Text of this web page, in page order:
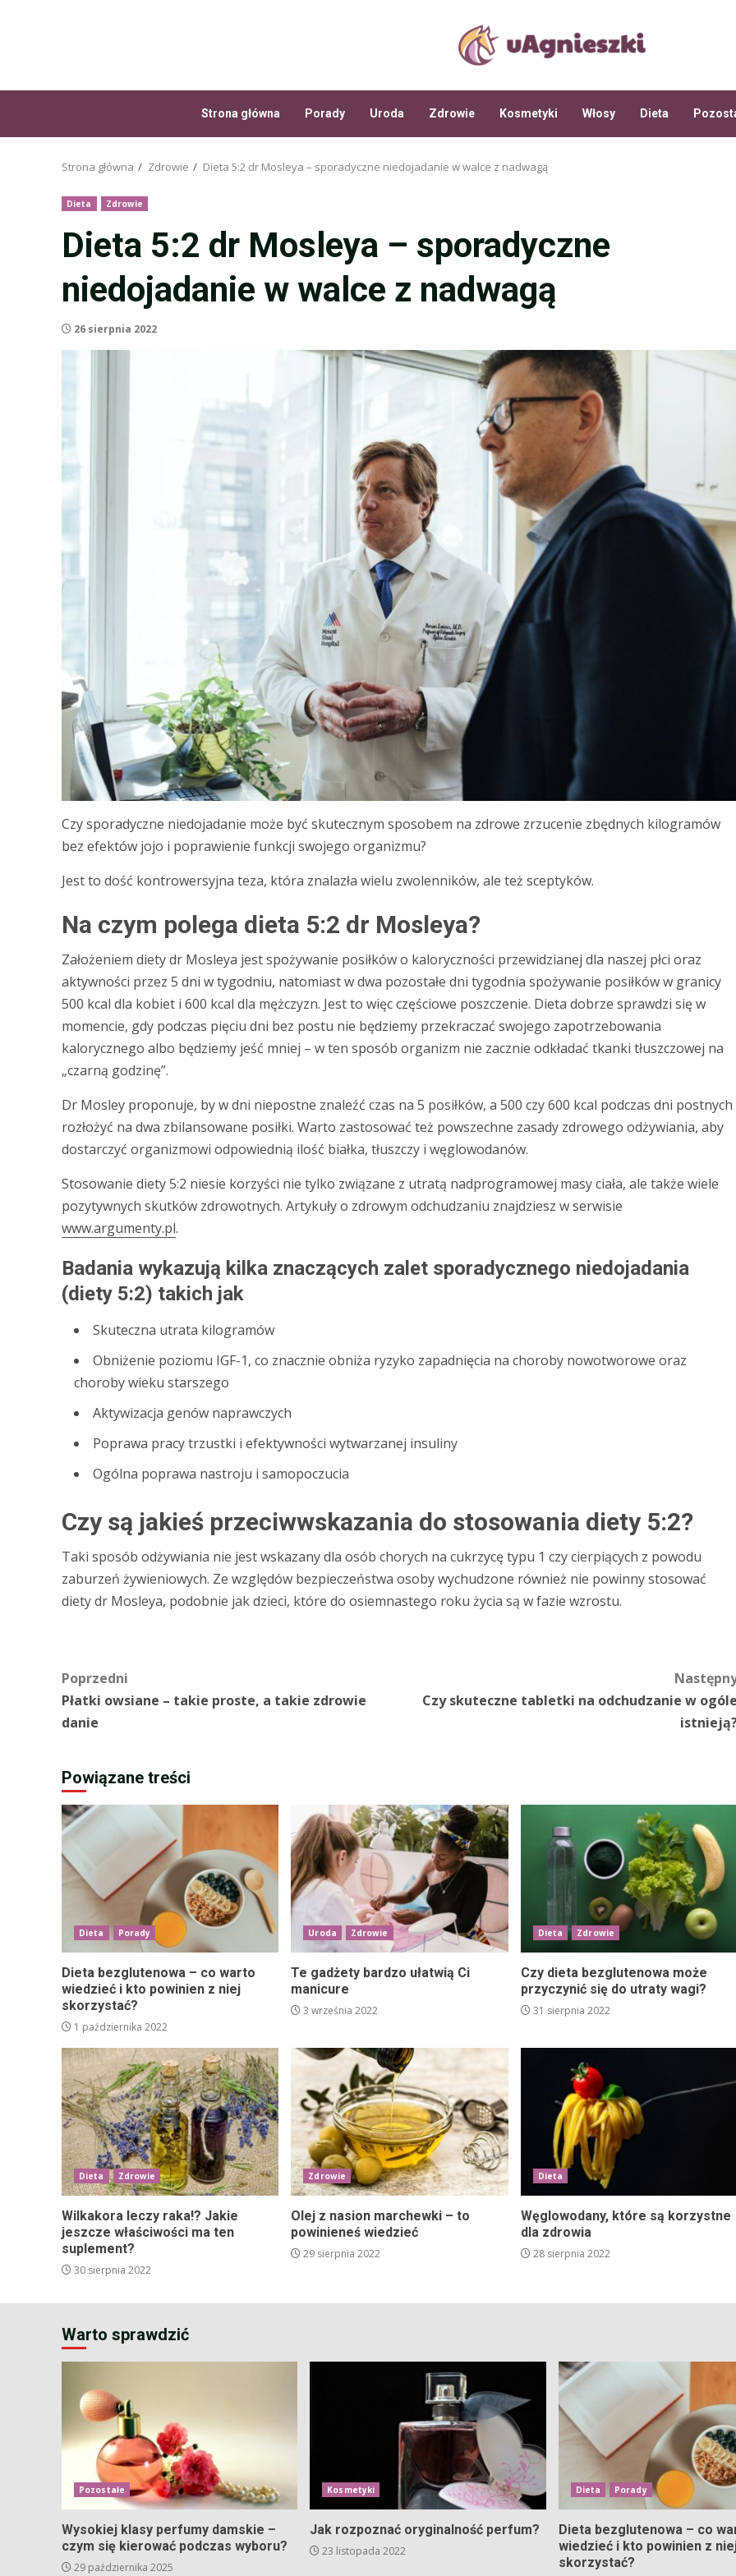
Strona główna Porady Uroda Zdrowie Kosmetyki Włosy Dieta
Strona główna Zdrowie Dieta 5:2 dr Mosleya – sporadyczne niedojadanie w walce z nadwagą
Dieta Zdrowie
Dieta 5:2 dr Mosleya – sporadyczne
niedojadanie w walce z nadwagą
26 sierpnia 2022
Czy sporadyczne niedojadanie może być skutecznym sposobem na zdrowe zrzucenie zbędnych kilogramów
bez efektów jojo i poprawienie funkcji swojego organizmu?
Jest to dość kontrowersyjna teza, która znalazła wielu zwolenników, ale też sceptyków.
Na czym polega dieta 5:2 dr Mosleya?
Założeniem diety dr Mosleya jest spożywanie posiłków o kaloryczności przewidzianej dla naszej płci oraz
aktywności przez 5 dni w tygodniu, natomiast w dwa pozostałe dni tygodnia spożywanie posiłków w granicy
500 kcal dla kobiet i 600 kcal dla mężczyzn. Jest to więc częściowe poszczenie. Dieta dobrze sprawdzi się w
momencie, gdy podczas pięciu dni bez postu nie będziemy przekraczać swojego zapotrzebowania
kalorycznego albo będziemy jeść mniej – w ten sposób organizm nie zacznie odkładać tkanki tłuszczowej na
„czarną godzinę”.
Dr Mosley proponuje, by w dni niepostne znaleźć czas na 5 posiłków, a 500 czy 600 kcal podczas dni postnych
rozłożyć na dwa zbilansowane posiłki. Warto zastosować też powszechne zasady zdrowego odżywiania, aby
dostarczyć organizmowi odpowiednią ilość białka, tłuszczy i węglowodanów.
Stosowanie diety 5:2 niesie korzyści nie tylko związane z utratą nadprogramowej masy ciała, ale także wiele
pozytywnych skutków zdrowotnych. Artykuły o zdrowym odchudzaniu znajdziesz w serwisie
www.argumenty.pl.
Badania wykazują kilka znaczących zalet sporadycznego niedojadania
(diety 5:2) takich jak
Skuteczna utrata kilogramów
Obniżenie poziomu IGF-1, co znacznie obniża ryzyko zapadnięcia na choroby nowotworowe oraz
choroby wieku starszego
Aktywizacja genów naprawczych
Poprawa pracy trzustki i efektywności wytwarzanej insuliny
Ogólna poprawa nastroju i samopoczucia
Czy są jakieś przeciwwskazania do stosowania diety 5:2?
Taki sposób odżywiania nie jest wskazany dla osób chorych na cukrzycę typu 1 czy cierpiących z powodu
zaburzeń żywieniowych. Ze względów bezpieczeństwa osoby wychudzone również nie powinny stosować
diety dr Mosleya, podobnie jak dzieci, które do osiemnastego roku życia są w fazie wzrostu.
Zobacz
wpisy
Poprzedni
Płatki owsiane – takie proste, a takie zdrowie
danie
Czy skuteczne tabletki na odchudzanie w ogóle
Powiązane treści
Dieta Porady
Dieta bezglutenowa – co warto
wiedzieć i kto powinien z niej
skorzystać?
1 października 2022
Uroda Zdrowie
Te gadżety bardzo ułatwią Ci
manicure
3 września 2022
Dieta Zdrowie
Czy dieta bezglutenowa może
przyczynić się do utraty wagi?
31 sierpnia 2022
Dieta Zdrowie
Wilkakora leczy raka!? Jakie
jeszcze właściwości ma ten
suplement?
30 sierpnia 2022
Zdrowie
Olej z nasion marchewki – to
powinieneś wiedzieć
29 sierpnia 2022
Dieta
Węglowodany, które są korzystne
dla zdrowia
28 sierpnia 2022
Warto sprawdzić
Pozostałe
Wysokiej klasy perfumy damskie –
czym się kierować podczas wyboru?
29 października 2025
Kosmetyki
Jak rozpoznać oryginalność perfum?
23 listopada 2022
Dieta Porady
Dieta bezglutenowa – co
wiedzieć i kto powinien z
skorzystać?